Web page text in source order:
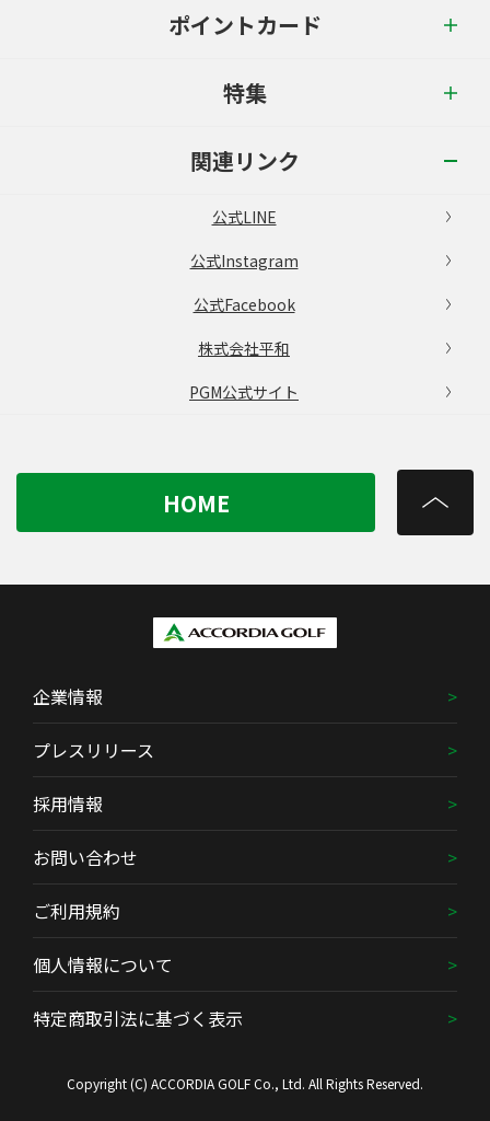
ポイントカード
特集
関連リンク
公式LINE
公式Instagram
公式Facebook
株式会社平和
PGM公式サイト
HOME
企業情報
プレスリリース
採用情報
お問い合わせ
ご利用規約
個人情報について
特定商取引法に基づく表示
Copyright (C) ACCORDIA GOLF Co., Ltd. All Rights Reserved.